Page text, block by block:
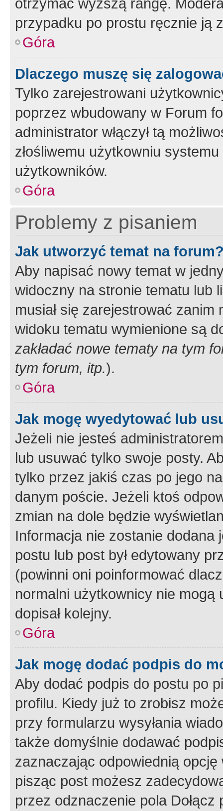
przypadku po prostu ręcznie ją
Góra
Dlaczego muszę się
Tylko zarejestrowani
poprzez wbudowany w Forum
administrator włączył tą
złośliwemu użytkowniu
użytkowników.
Góra
Problemy z pisaniem
Jak utworzyć temat na
Aby napisać nowy temat w
widoczny na stronie tematu lub
musiał się zarejestrować
widoku tematu wymienione są
zakładać nowe tematy na tym
tym forum, itp.).
Góra
Jak mogę wyedytować lub
Jeżeli nie jesteś
lub usuwać tylko swoje posty.
tylko przez jakiś czas po jego
danym poście. Jeżeli ktoś
zmian na dole będzie
Informacja nie zostanie dodana
postu lub post był edytowany
(powinni oni poinformować
normalni użytkownicy nie
dopisał kolejny.
Góra
Jak mogę dodać podpis do
Aby dodać podpis do postu po
profilu. Kiedy już to zrobisz
przy formularzu wysyłania
także domyślnie dodawać
zaznaczając odpowiednią
pisząc post możesz
przez odznaczenie pola